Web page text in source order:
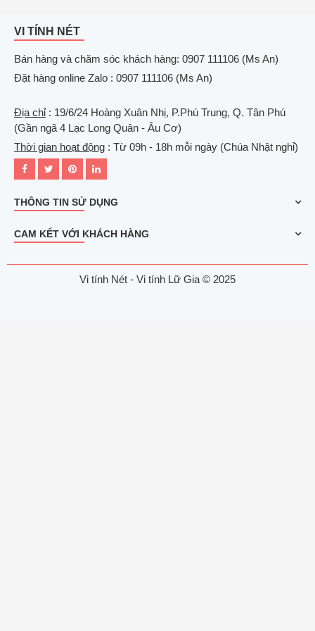
VI TÍNH NÉT
Bán hàng và chăm sóc khách hàng: 0907 111106 (Ms An)
Đặt hàng online Zalo : 0907 111106 (Ms An)
Địa chỉ: 19/6/24 Hoàng Xuân Nhị, P.Phú Trung, Q. Tân Phú
(Gần ngã 4 Lạc Long Quân - Âu Cơ)
Thời gian hoạt động : Từ 09h - 18h mỗi ngày (Chúa Nhật nghỉ)
THÔNG TIN SỬ DỤNG
CAM KẾT VỚI KHÁCH HÀNG
Vi tính Nét - Vi tính Lữ Gia © 2025